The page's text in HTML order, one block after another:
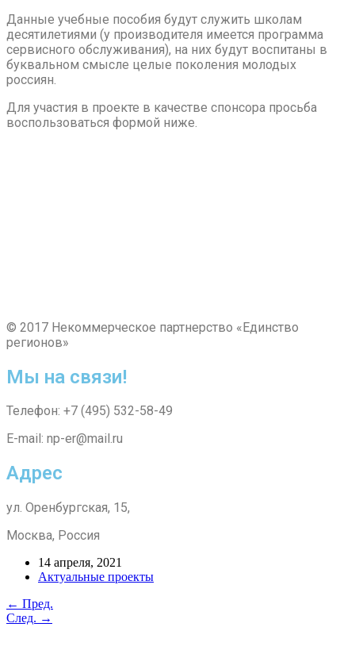
Данные учебные пособия будут служить школам
десятилетиями (у производителя имеется программа
сервисного обслуживания), на них будут воспитаны в
буквальном смысле целые поколения молодых
россиян.
Для участия в проекте в качестве спонсора просьба
воспользоваться формой ниже.
© 2017 Некоммерческое партнерство «Единство
регионов»
Мы на связи!
Телефон: +7 (495) 532-58-49
E-mail: np-er@mail.ru
Адрес
ул. Оренбургская, 15,
Москва, Россия
14 апреля, 2021
Актуальные проекты
← Пред.
След. →